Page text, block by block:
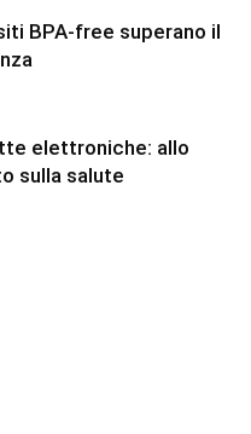
BPA-free superano il
elettroniche: allo
sulla salute